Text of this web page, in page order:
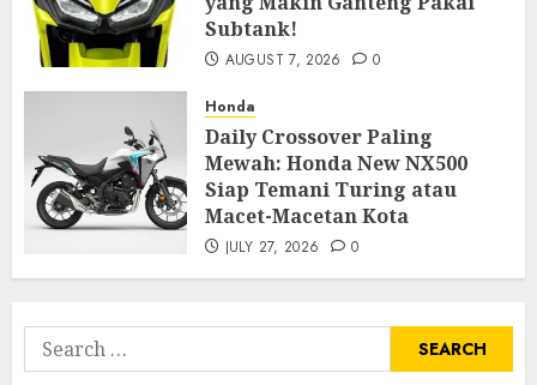
Subtank!
AUGUST 7, 2026 0
Honda
Daily Crossover Paling
Mewah: Honda New NX500
Siap Temani Turing atau
Macet-Macetan Kota
JULY 27, 2026 0
Search
for: